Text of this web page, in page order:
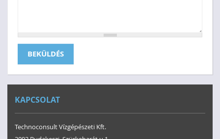
BEKÜLDÉS
KAPCSOLAT
Technoconsult Vízgépészeti Kft.